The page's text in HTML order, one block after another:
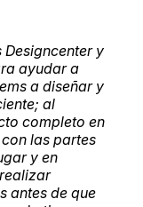
Designcenter y
ayudar a
a diseñar y
al
completo en
las partes
y en
antes de que